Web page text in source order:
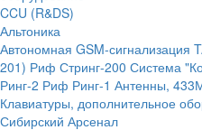
CCU (R&DS)
Альтоника
Автономная GSM-сигнализация
201) Риф Стринг-200 Система
Ринг-2 Риф Ринг-1 Антенны,
Клавиатуры, дополнительное
Сибирский Арсенал